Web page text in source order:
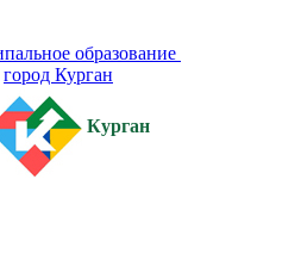
образование
город Курган
Курган